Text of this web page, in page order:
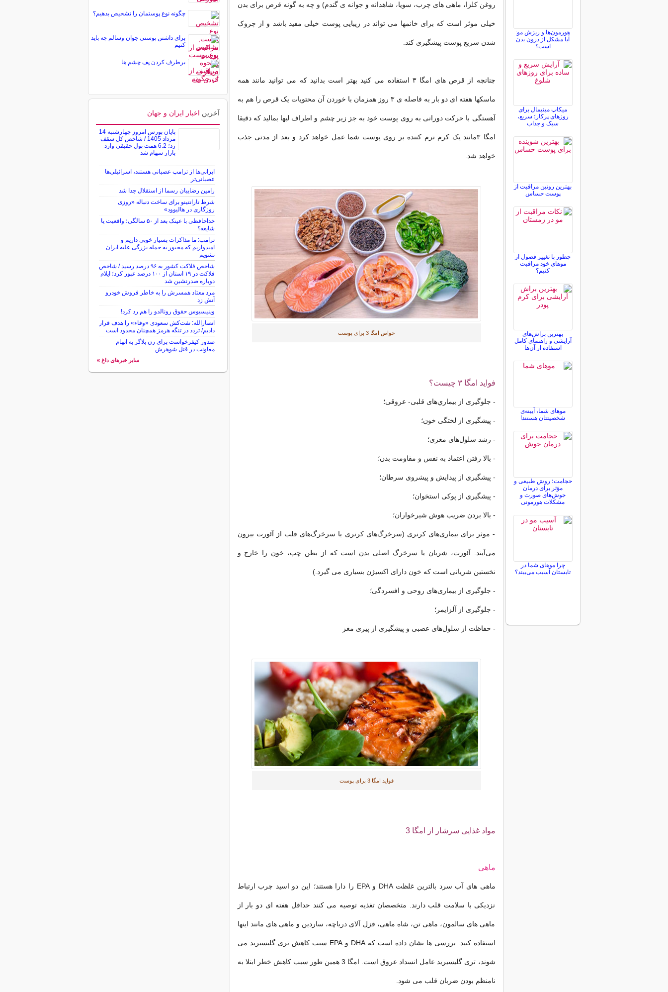
روغن کلزا، ماهی های چرب، سویا، شاهدانه و جوانه ی گندم) و چه به گونه قرص برای بدن
خیلی موثر است که برای خانمها می تواند در زیبایی پوست خیلی مفید باشد و از چروک
شدن سریع پوست پیشگیری کند.
چنانچه از قرص های امگا ۳ استفاده می کنید بهتر است بدانید که می توانید مانند همه
ماسکها هفته ای دو بار به فاصله ی ۳ روز همزمان با خوردن آن محتویات یک قرص را هم به
آهستگی با حرکت دورانی به روی پوست خود به جز زیر چشم و اطراف لبها بمالید که دقیقا
امگا ۳مانند یک کرم نرم کننده بر روی پوست شما عمل خواهد کرد و بعد از مدتی جذب
خواهد شد.
خواص امگا 3 برای پوست
فوايد امگا ۳ چیست؟
- جلوگیری از بيماري‌های قلبی- عروقی؛
- پیشگیری از لختگی خون؛
- رشد سلول‌های مغزی؛
- بالا رفتن اعتماد به نفس و مقاومت بدن؛
- پیشگیری از پيدايش و پیشروی سرطان؛
- پیشگیری از پوکی استخوان؛
- بالا بردن ضريب هوش شيرخواران؛
- موثر برای بیماری‌های کرنری (سرخرگ‌های کرنری یا سرخرگ‌های قلب از آئورت بیرون
می‌آیند. آئورت، شریان یا سرخرگ اصلی بدن است که از بطن چپ، خون را خارج و
نخستین شریانی است که خون دارای اکسیژن بسیاری می گیرد.)
- جلوگیری از بیماری‌های روحی و افسردگی؛
- جلوگیری از آلزایمر؛
- حفاظت از سلول‌های عصبی و پیشگیری از پیری مغز
فواید امگا 3 برای پوست
مواد غذایی سرشار از امگا 3
ماهی
ماهی های آب سرد بالترین غلظت DHA و EPA را دارا هستند؛ این دو اسید چرب ارتباط
نزدیکی با سلامت قلب دارند. متخصصان تغذیه توصیه می کنند حداقل هفته ای دو بار از
ماهی های سالمون، ماهی تن، شاه ماهی، قزل آلای دریاچه، ساردین و ماهی های مانند اینها
استفاده کنید. بررسی ها نشان داده است که DHA و EPA سبب کاهش تری گلیسیرید می
شوند، تری گلیسیرید عامل انسداد عروق است. امگا 3 همین طور سبب کاهش خطر ابتلا به
نامنظم بودن ضربان قلب می شود.
هورمون‌ها و ریزش مو:
آیا مشکل از درون بدن
است؟
میکاپ مینیمال برای
روزهای پرکار؛ سریع،
سبک و جذاب
بهترین روتین مراقبت از
پوست حساس
چطور با تغییر فصول از
موهای خود مراقبت
کنیم؟
بهترین براش‌های
آرایشی و راهنمای کامل
استفاده از آن‌ها
موهای شما، آیینه‌ی
شخصیتتان هستند!
حجامت؛ روش طبیعی و
مؤثر برای درمان
جوش‌های صورت و
مشکلات هورمونی
چرا موهای شما در
تابستان آسیب می‌بیند؟
چگونه نوع پوستمان را تشخیص بدهیم؟
برای داشتن پوستی جوان وسالم چه باید
كنیم
برطرف کردن پف چشم ها
آخرین اخبار ایران و جهان
پایان بورس امروز چهارشنبه 14
مرداد 1405 / شاخص کل سقف
زد؛ 6.2 همت پول حقیقی وارد
بازار سهام شد
ایرانی‌ها از ترامپ عصبانی هستند، اسرائیلی‌ها
عصبانی‌تر
رامین رضاییان رسما از استقلال جدا شد
شرط تارانتینو برای ساخت دنباله «روزی
روزگاری در هالیوود»
خداحافظی با عینک بعد از ۵۰ سالگی؛ واقعیت یا
شایعه؟
ترامپ: ما مذاکرات بسیار خوبی داریم و
امیدواریم که مجبور به حمله بزرگی علیه ایران
نشویم
شاخص فلاکت کشور به ۹۶ درصد رسید / شاخص
فلاکت در ۱۹ استان از ۱۰۰ درصد عبور کرد؛ ایلام
دوباره صدرنشین شد
مرد معتاد همسرش را به خاطر فروش خودرو
آتش زد
وینیسیوس حقوق رونالدو را هم رد کرد!
انصارالله: نفت‌کش سعودی «وفاء» را هدف قرار
دادیم/ تردد در تنگه هرمز همچنان محدود است
صدور کیفرخواست برای زن بلاگر به اتهام
معاونت در قتل شوهرش
سایر خبرهای داغ »